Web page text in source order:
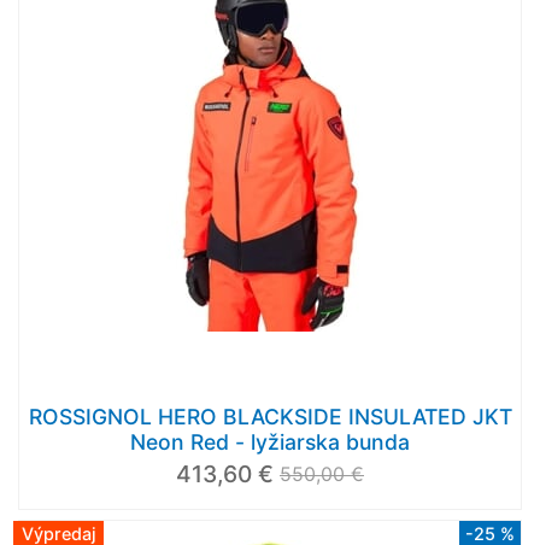
ROSSIGNOL HERO BLACKSIDE INSULATED JKT
Neon Red - lyžiarska bunda
413,60 € 550,00 €
Výpredaj -25 %